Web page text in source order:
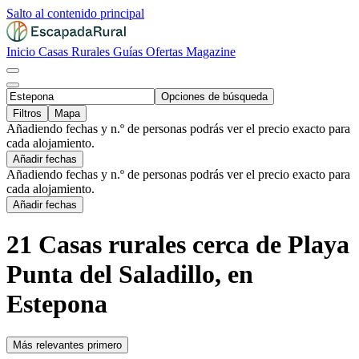
Salto al contenido principal
Inicio Casas Rurales Guías Ofertas Magazine
Opciones de búsqueda
Filtros
Mapa
Añadiendo fechas y n.º de personas podrás ver el precio exacto para
cada alojamiento.
Añadir fechas
Añadiendo fechas y n.º de personas podrás ver el precio exacto para
cada alojamiento.
Añadir fechas
21 Casas rurales cerca de Playa
Punta del Saladillo, en
Estepona
Más relevantes primero